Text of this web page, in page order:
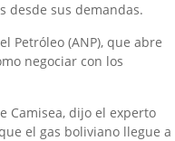
desde sus demandas.
Petróleo (ANP), que abre
negociar con los
Camisea, dijo el experto
el gas boliviano llegue a